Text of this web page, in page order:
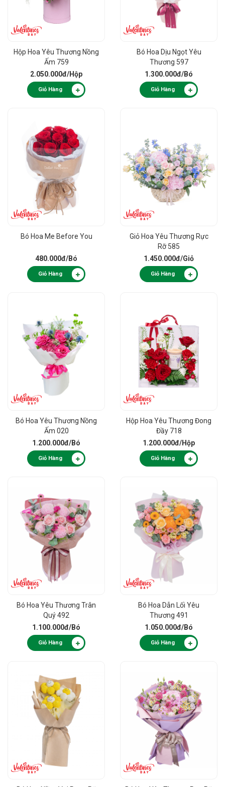
Hộp Hoa Yêu Thương Nồng
Ấm 759
2.050.000đ/Hộp
Giỏ Hàng
Bó Hoa Dịu Ngọt Yêu
Thương 597
1.300.000đ/Bó
Giỏ Hàng
Bó Hoa Me Before You
480.000đ/Bó
Giỏ Hàng
Giỏ Hoa Yêu Thương Rực
Rỡ 585
1.450.000đ/Giỏ
Giỏ Hàng
Bó Hoa Yêu Thương Nồng
Ấm 020
1.200.000đ/Bó
Giỏ Hàng
Hộp Hoa Yêu Thương Đong
Đầy 718
1.200.000đ/Hộp
Giỏ Hàng
Bó Hoa Yêu Thương Trân
Quý 492
1.100.000đ/Bó
Giỏ Hàng
Bó Hoa Dẫn Lối Yêu
Thương 491
1.050.000đ/Bó
Giỏ Hàng